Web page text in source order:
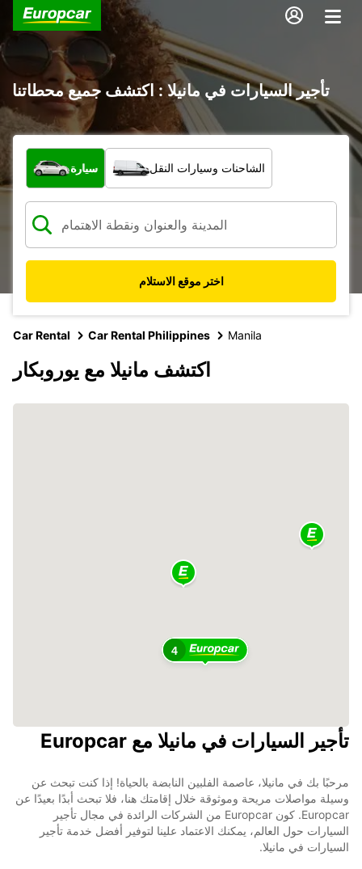
تأجير السيارات في مانيلا : اكتشف جميع محطاتنا
ما نوع المركبة؟
سيارة الشاحنات وسيارات النقل
اختر موقع الاستلام
Car Rental Car Rental Philippines Manila
اكتشف مانيلا مع يوروبكار
4
تأجير السيارات في مانيلا مع Europcar
مرحبًا بك في مانيلا، عاصمة الفلبين النابضة بالحياة! إذا كنت تبحث عن
وسيلة مواصلات مريحة وموثوقة خلال إقامتك هنا، فلا تبحث أبدًا بعيدًا عن
Europcar. كون Europcar من الشركات الرائدة في مجال تأجير
السيارات حول العالم، يمكنك الاعتماد علينا لتوفير أفضل خدمة تأجير
السيارات في مانيلا.